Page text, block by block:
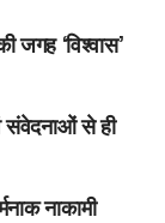
जगह ‘विश्वास’
संवेदनाओं से ही
नाकामी